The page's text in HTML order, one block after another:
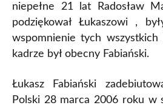
niepełne 21 lat Radosław
podziękował Łukaszowi ,
wspomnienie tych
kadrze był obecny Fabiański.
Łukasz Fabiański
Polski 28 marca 2006 roku w